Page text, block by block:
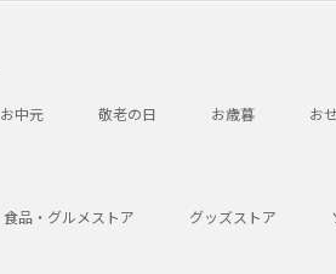
お中元 敬老の日 お歳暮 お
食品・グルメストア グッズストア